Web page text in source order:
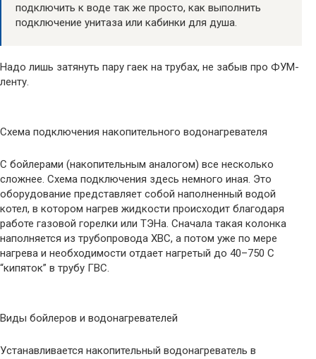
подключить к воде так же просто, как выполнить
подключение унитаза или кабинки для душа.
Надо лишь затянуть пару гаек на трубах, не забыв про ФУМ-
ленту.
Схема подключения накопительного водонагревателя
С бойлерами (накопительным аналогом) все несколько
сложнее. Схема подключения здесь немного иная. Это
оборудование представляет собой наполненный водой
котел, в котором нагрев жидкости происходит благодаря
работе газовой горелки или ТЭНа. Сначала такая колонка
наполняется из трубопровода ХВС, а потом уже по мере
нагрева и необходимости отдает нагретый до 40–750 С
“кипяток” в трубу ГВС.
Виды бойлеров и водонагревателей
Устанавливается накопительный водонагреватель в